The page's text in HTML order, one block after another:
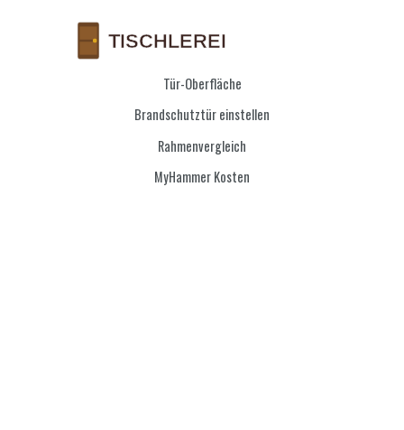
Tür-Oberfläche
Brandschutztür einstellen
Rahmenvergleich
MyHammer Kosten